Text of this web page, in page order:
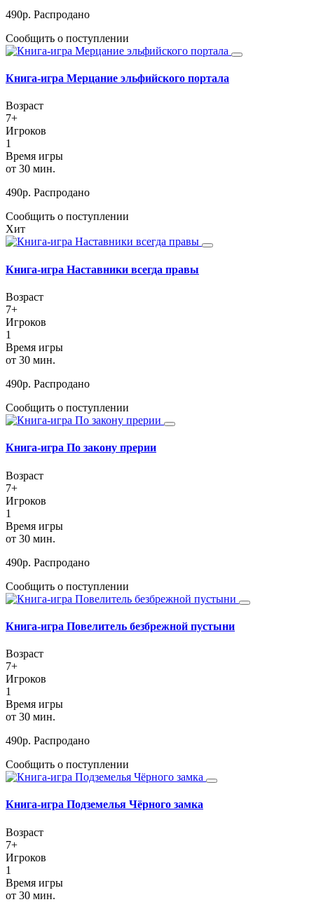
490р. Распродано
Сообщить о поступлении
Книга-игра Мерцание эльфийского портала
Возраст
7+
Игроков
1
Время игры
от 30 мин.
490р. Распродано
Сообщить о поступлении
Хит
Книга-игра Наставники всегда правы
Возраст
7+
Игроков
1
Время игры
от 30 мин.
490р. Распродано
Сообщить о поступлении
Книга-игра По закону прерии
Возраст
7+
Игроков
1
Время игры
от 30 мин.
490р. Распродано
Сообщить о поступлении
Книга-игра Повелитель безбрежной пустыни
Возраст
7+
Игроков
1
Время игры
от 30 мин.
490р. Распродано
Сообщить о поступлении
Книга-игра Подземелья Чёрного замка
Возраст
7+
Игроков
1
Время игры
от 30 мин.